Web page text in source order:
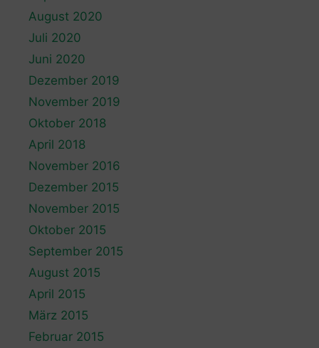
August 2020
Juli 2020
Juni 2020
Dezember 2019
November 2019
Oktober 2018
April 2018
November 2016
Dezember 2015
November 2015
Oktober 2015
September 2015
August 2015
April 2015
März 2015
Februar 2015